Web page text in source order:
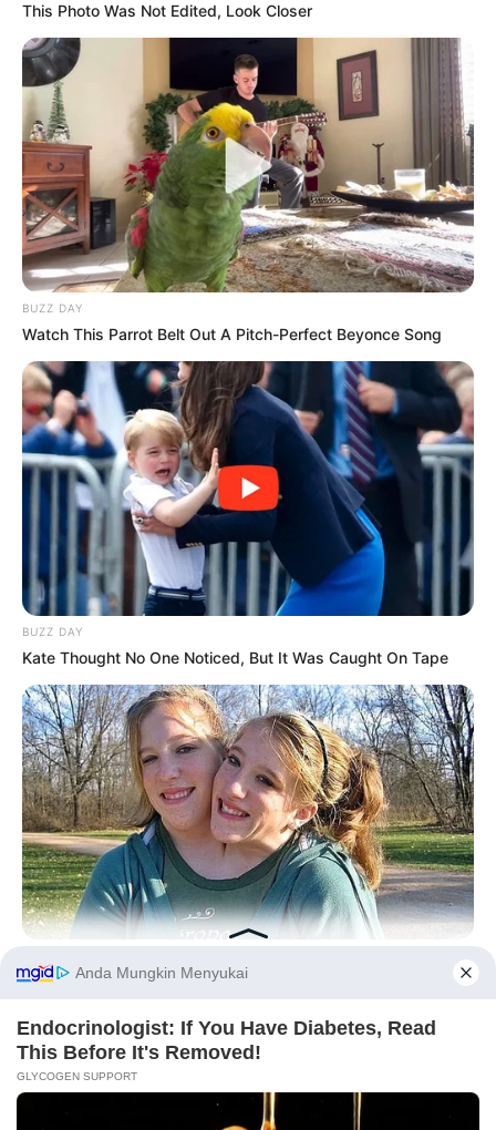
10 Desain Kanopi Tempat
Tidur, Serasa Beristirahat di
Kamar Raja
Tampil Lebih Modern, 7 Potret
Hasil Renovasi Rumah Berusia
90 Tahun
PRIVACY POLICY DISCLAIMER HUBUNGI KAMI IKLAN
This Photo Was Not Edited, Look Closer
BUZZ DAY
Watch This Parrot Belt Out A Pitch-Perfect Beyonce Song
BUZZ DAY
Kate Thought No One Noticed, But It Was Caught On Tape
Remember Hensel Twins? Grab Tissues Before You See Them
Before You Go